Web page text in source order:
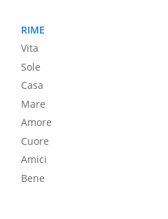
RIME
Vita
Sole
Casa
Mare
Amore
Cuore
Amici
Bene